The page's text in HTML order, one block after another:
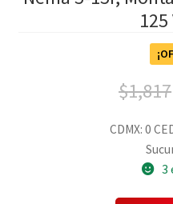
125
$1,817
CDMX: 0
3